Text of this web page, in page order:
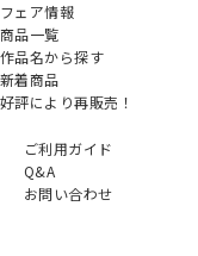
フェア情報
商品一覧
作品名から探す
新着商品
好評により再販売！
ご利用ガイド
Q&A
お問い合わせ